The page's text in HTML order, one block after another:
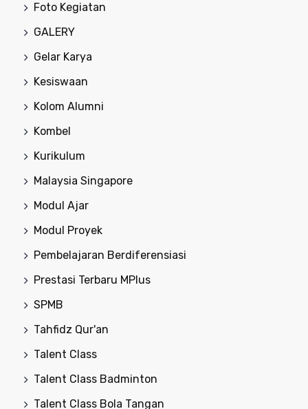
Foto Kegiatan
GALERY
Gelar Karya
Kesiswaan
Kolom Alumni
Kombel
Kurikulum
Malaysia Singapore
Modul Ajar
Modul Proyek
Pembelajaran Berdiferensiasi
Prestasi Terbaru MPlus
SPMB
Tahfidz Qur'an
Talent Class
Talent Class Badminton
Talent Class Bola Tangan